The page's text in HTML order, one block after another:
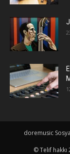
doremusic
© Telif